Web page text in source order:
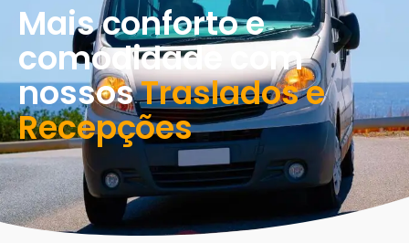
Mais conforto e
comodidade com
nossosTraslados e
Recepções